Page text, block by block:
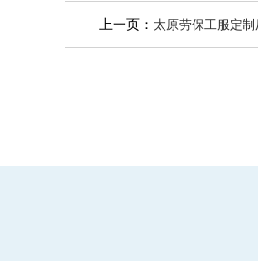
上一页： 太原劳保工服定制